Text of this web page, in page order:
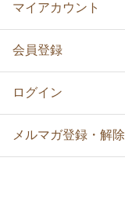
マイアカウント
会員登録
ログイン
メルマガ登録・解除